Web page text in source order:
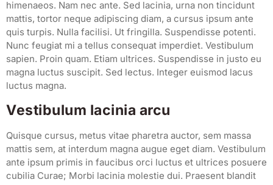
himenaeos. Nam nec ante. Sed lacinia, urna non tincidunt
mattis, tortor neque adipiscing diam, a cursus ipsum ante
quis turpis. Nulla facilisi. Ut fringilla. Suspendisse potenti.
Nunc feugiat mi a tellus consequat imperdiet. Vestibulum
sapien. Proin quam. Etiam ultrices. Suspendisse in justo eu
magna luctus suscipit. Sed lectus. Integer euismod lacus
luctus magna.
Vestibulum lacinia arcu
Quisque cursus, metus vitae pharetra auctor, sem massa
mattis sem, at interdum magna augue eget diam. Vestibulum
ante ipsum primis in faucibus orci luctus et ultrices posuere
cubilia Curae; Morbi lacinia molestie dui. Praesent blandit